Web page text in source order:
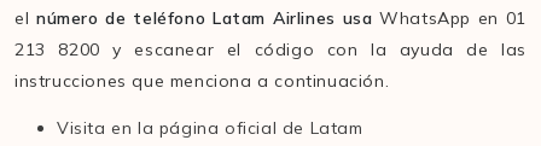
el número de teléfono Latam Airlines usaWhatsApp en 01
213 8200 y escanear el código con la ayuda de las
instrucciones que menciona a continuación.
Visita en la página oficial de Latam